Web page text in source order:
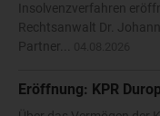
Insolvenzverfahren
Rechtsanwalt Dr.
Partner...
Eröffnung: KPR